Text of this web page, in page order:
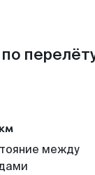
между